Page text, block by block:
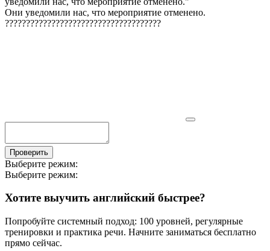
Они уведомили нас, что мероприятие отменено.
?????????????????????????????????????
Проверить
Выберите режим:
Выберите режим:
Хотите выучить английский быстрее?
Попробуйте системный подход: 100 уровней, регулярные
тренировки и практика речи. Начните заниматься бесплатно
прямо сейчас.